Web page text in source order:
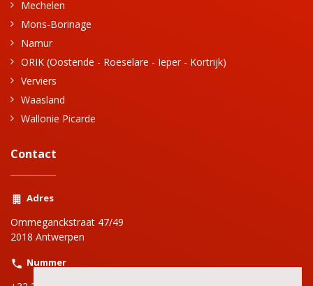
Mechelen
Mons-Borinage
Namur
ORIK (Oostende - Roeselare - Ieper - Kortrijk)
Verviers
Waasland
Wallonie Picarde
Contact
Adres
Ommeganckstraat 47/49
2018 Antwerpen
Nummer